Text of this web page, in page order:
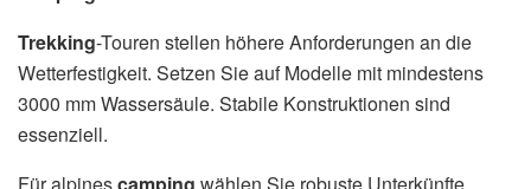
Trekking-Touren stellen höhere Anforderungen an die
Wetterfestigkeit. Setzen Sie auf Modelle mit mindestens
3000 mm Wassersäule. Stabile Konstruktionen sind
essenziell.